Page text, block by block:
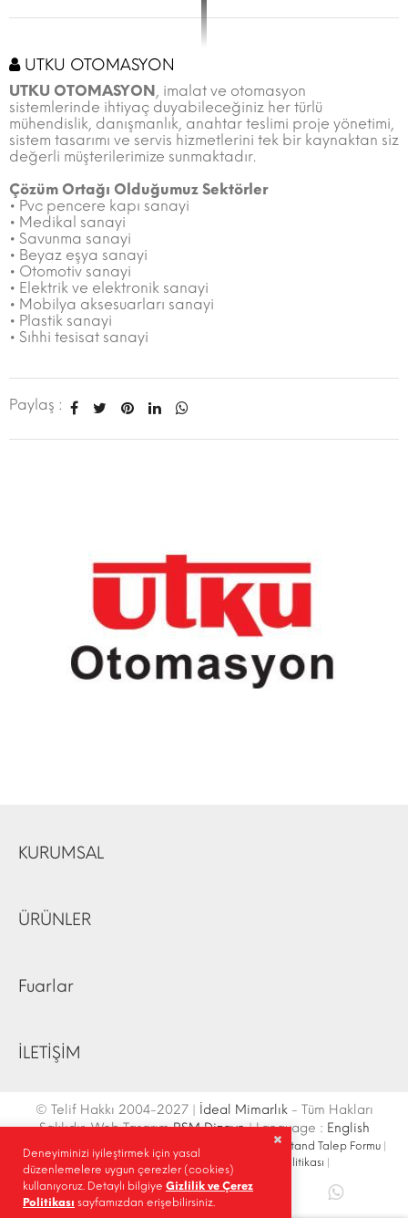
UTKU OTOMASYON
UTKU OTOMASYON, imalat ve otomasyon
sistemlerinde ihtiyaç duyabileceğiniz her türlü
mühendislik, danışmanlık, anahtar teslimi proje yönetimi,
sistem tasarımı ve servis hizmetlerini tek bir kaynaktan siz
değerli müşterilerimize sunmaktadır.
Çözüm Ortağı Olduğumuz Sektörler
• Pvc pencere kapı sanayi
• Medikal sanayi
• Savunma sanayi
• Beyaz eşya sanayi
• Otomotiv sanayi
• Elektrik ve elektronik sanayi
• Mobilya aksesuarları sanayi
• Plastik sanayi
• Sıhhi tesisat sanayi
Paylaş :
KURUMSAL
ÜRÜNLER
Fuarlar
İLETİŞİM
© Telif Hakkı 2004-2027 | İdeal Mimarlık- Tüm Hakları
Saklıdır. Web TasarımRSM Dizayn| Language : English
İletişim Bilgileri | Ulaşım Krokisi Site Haritası Fuar Stand Talep Formu|
Site İçi Arama
|Sosyal Medya Gizlilik Politikası
Paylaş |
Deneyiminizi iyileştirmek için yasal
düzenlemelere uygun çerezler (cookies)
kullanıyoruz. Detaylı bilgiye Gizlilik ve Çerez
Politikası sayfamızdan erişebilirsiniz.